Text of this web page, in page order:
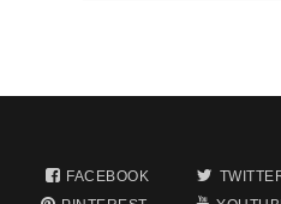
FACEBOOK